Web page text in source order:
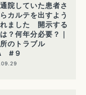
院していた患者さ
カルテを出すよう
ました 開示する
？何年分必要？｜
のトラブル
#９